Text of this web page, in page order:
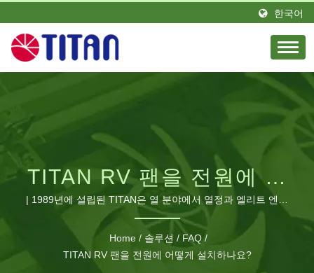
한국어
TITAN RV 팬을 전원에 어
떻게 설치하나요? | 산업
및 RV 용 고성능 냉각 팬
및 CPU 쿨러 | TITAN
| 1989년에 설립된 TITAN은 열 분야에서 열정과 엘리트 엔지
니어 팀으로 뛰어난 리더입니다. 대만에 위치하고 독일에 지
사를 설립했습니다. TITAN는 전 세계 다양한 지역에 많은 유
통업체를 보유하고 있습니다. 우리 제품은 전 세계에서 보이
Home / 솔루션 / FAQ /
TITAN RV 팬을 전원에 어떻게 설치하나요?